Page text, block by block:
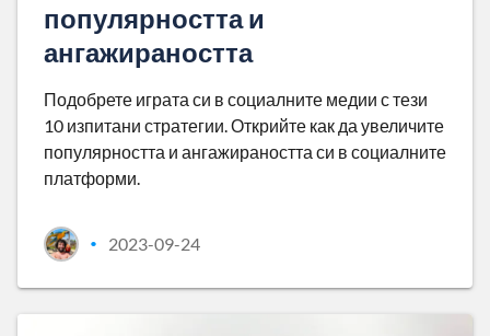
популярността и
ангажираността
Подобрете играта си в социалните медии с тези
10 изпитани стратегии. Открийте как да увеличите
популярността и ангажираността си в социалните
платформи.
• 2023-09-24